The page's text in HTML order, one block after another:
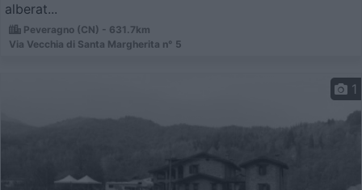
alberat...
Peveragno (CN) - 631.7km
Via Vecchia di Santa Margherita n° 5
1